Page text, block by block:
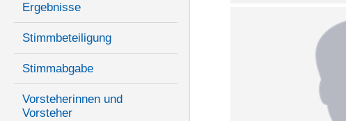
Ergebnisse
Stimmbeteiligung
Stimmabgabe
Vorsteherinnen und
Vorsteher